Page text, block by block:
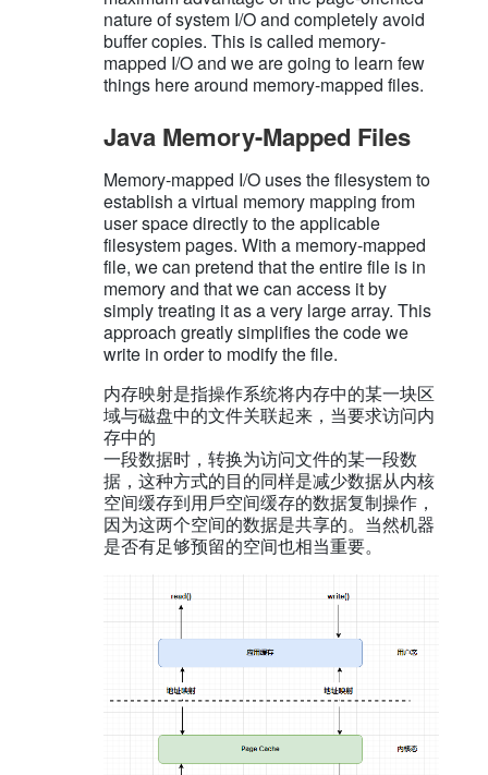
nature of system I/O and completely avoid
buffer copies. This is called memory-
mapped I/O and we are going to learn few
things here around memory-mapped files.
Java Memory-Mapped Files
Memory-mapped I/O uses the filesystem to
establish a virtual memory mapping from
user space directly to the applicable
filesystem pages. With a memory-mapped
file, we can pretend that the entire file is in
memory and that we can access it by
simply treating it as a very large array. This
approach greatly simplifies the code we
write in order to modify the file.
内存映射是指操作系统将内存中的某⼀块区
域与磁盘中的⽂件关联起来，当要求访问内
存中的
⼀段数据时，转换为访问⽂件的某⼀段数
据，这种⽅式的⽬的同样是减少数据从内核
空间缓存到⽤⼾空间缓存的数据复制操作，
因为这两个空间的数据是共享的。当然机器
是否有足够预留的空间也相当重要。